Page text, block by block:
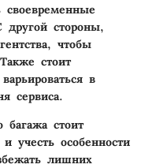
своевременные
другой стороны,
чтобы
стоит
в
сервиса.
багажа стоит
учесть особенности
лишних